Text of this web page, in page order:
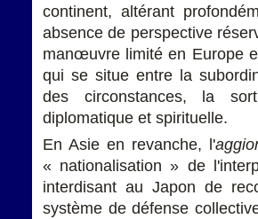
continent, altérant
absence de perspective
manœuvre limité en Europe
qui se situe entre la
des circonstances, la
diplomatique et spirituelle.
En Asie en revanche, l'
« nationalisation » de
interdisant au Japon de
système de défense